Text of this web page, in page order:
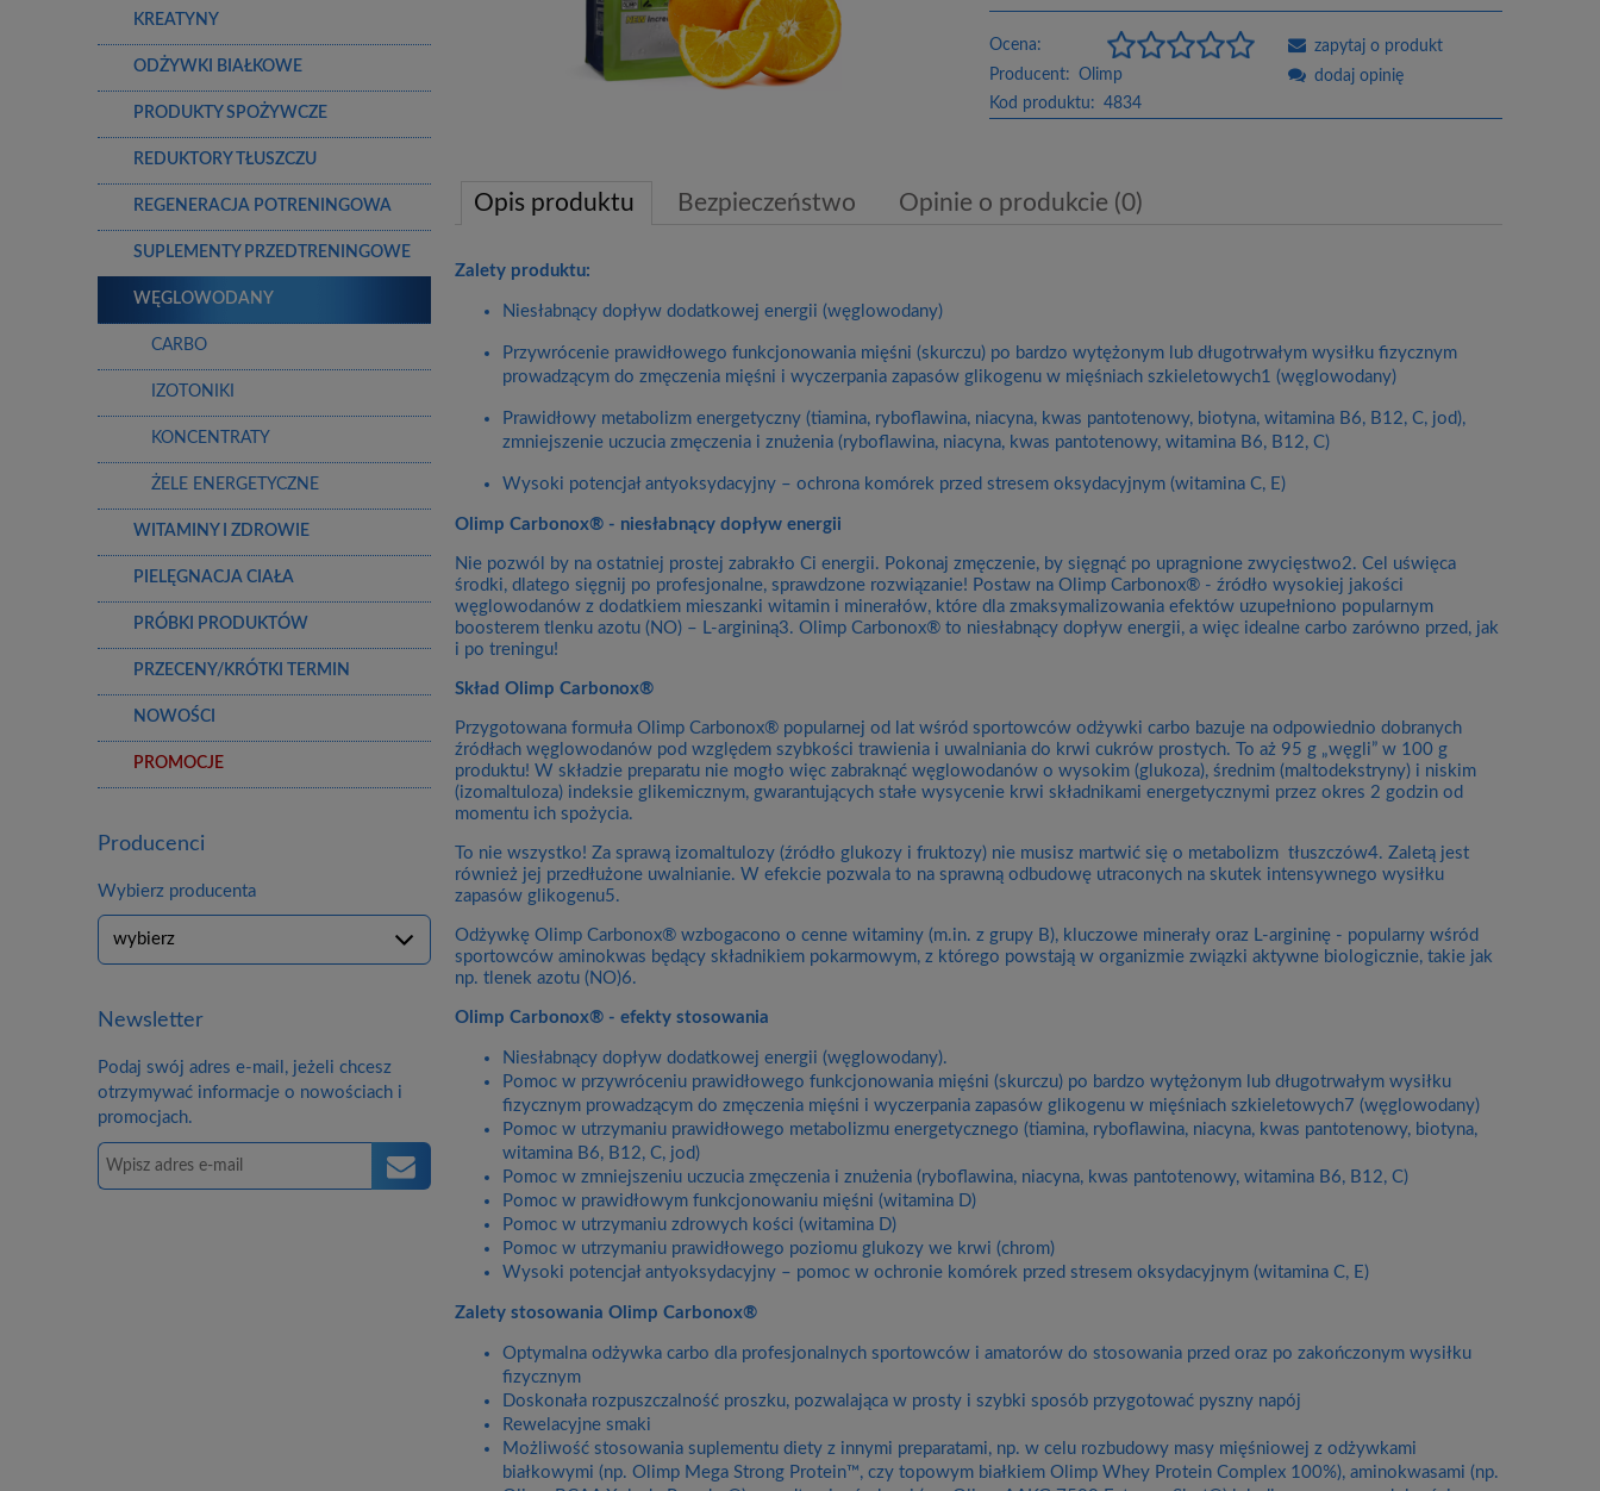
KREATYNY
ODŻYWKI BIAŁKOWE
PRODUKTY SPOŻYWCZE
REDUKTORY TŁUSZCZU
REGENERACJA POTRENINGOWA
SUPLEMENTY PRZEDTRENINGOWE
WĘGLOWODANY
CARBO
IZOTONIKI
KONCENTRATY
ŻELE ENERGETYCZNE
WITAMINY I ZDROWIE
PIELĘGNACJA CIAŁA
PRÓBKI PRODUKTÓW
PRZECENY/KRÓTKI TERMIN
NOWOŚCI
PROMOCJE
Producenci
Wybierz producenta
Newsletter
Podaj swój adres e-mail, jeżeli chcesz
otrzymywać informacje o nowościach i
promocjach.
Ocena:
Producent: Olimp
Kod produktu: 4834
zapytaj o produkt
dodaj opinię
Opis produktu Bezpieczeństwo Opinie o produkcie (0)
Zalety produktu:
Niesłabnący dopływ dodatkowej energii (węglowodany)
Przywrócenie prawidłowego funkcjonowania mięśni (skurczu) po bardzo wytężonym lub długotrwałym wysiłku fizycznym
prowadzącym do zmęczenia mięśni i wyczerpania zapasów glikogenu w mięśniach szkieletowych1 (węglowodany)
Prawidłowy metabolizm energetyczny (tiamina, ryboflawina, niacyna, kwas pantotenowy, biotyna, witamina B6, B12, C, jod),
zmniejszenie uczucia zmęczenia i znużenia (ryboflawina, niacyna, kwas pantotenowy, witamina B6, B12, C)
Wysoki potencjał antyoksydacyjny – ochrona komórek przed stresem oksydacyjnym (witamina C, E)
Olimp Carbonox® - niesłabnący dopływ energii
Nie pozwól by na ostatniej prostej zabrakło Ci energii. Pokonaj zmęczenie, by sięgnąć po upragnione zwycięstwo2. Cel uświęca
środki, dlatego sięgnij po profesjonalne, sprawdzone rozwiązanie! Postaw na Olimp Carbonox® - źródło wysokiej jakości
węglowodanów z dodatkiem mieszanki witamin i minerałów, które dla zmaksymalizowania efektów uzupełniono popularnym
boosterem tlenku azotu (NO) – L-argininą3. Olimp Carbonox® to niesłabnący dopływ energii, a więc idealne carbo zarówno przed, jak
i po treningu!
Skład Olimp Carbonox®
Przygotowana formuła Olimp Carbonox® popularnej od lat wśród sportowców odżywki carbo bazuje na odpowiednio dobranych
źródłach węglowodanów pod względem szybkości trawienia i uwalniania do krwi cukrów prostych. To aż 95 g „węgli” w 100 g
produktu! W składzie preparatu nie mogło więc zabraknąć węglowodanów o wysokim (glukoza), średnim (maltodekstryny) i niskim
(izomaltuloza) indeksie glikemicznym, gwarantujących stałe wysycenie krwi składnikami energetycznymi przez okres 2 godzin od
momentu ich spożycia.
To nie wszystko! Za sprawą izomaltulozy (źródło glukozy i fruktozy) nie musisz martwić się o metabolizm tłuszczów4. Zaletą jest
również jej przedłużone uwalnianie. W efekcie pozwala to na sprawną odbudowę utraconych na skutek intensywnego wysiłku
zapasów glikogenu5.
Odżywkę Olimp Carbonox® wzbogacono o cenne witaminy (m.in. z grupy B), kluczowe minerały oraz L-argininę - popularny wśród
sportowców aminokwas będący składnikiem pokarmowym, z którego powstają w organizmie związki aktywne biologicznie, takie jak
np. tlenek azotu (NO)6.
Olimp Carbonox® - efekty stosowania
Niesłabnący dopływ dodatkowej energii (węglowodany).
Pomoc w przywróceniu prawidłowego funkcjonowania mięśni (skurczu) po bardzo wytężonym lub długotrwałym wysiłku
fizycznym prowadzącym do zmęczenia mięśni i wyczerpania zapasów glikogenu w mięśniach szkieletowych7 (węglowodany)
Pomoc w utrzymaniu prawidłowego metabolizmu energetycznego (tiamina, ryboflawina, niacyna, kwas pantotenowy, biotyna,
witamina B6, B12, C, jod)
Pomoc w zmniejszeniu uczucia zmęczenia i znużenia (ryboflawina, niacyna, kwas pantotenowy, witamina B6, B12, C)
Pomoc w prawidłowym funkcjonowaniu mięśni (witamina D)
Pomoc w utrzymaniu zdrowych kości (witamina D)
Pomoc w utrzymaniu prawidłowego poziomu glukozy we krwi (chrom)
Wysoki potencjał antyoksydacyjny – pomoc w ochronie komórek przed stresem oksydacyjnym (witamina C, E)
Zalety stosowania Olimp Carbonox®
Optymalna odżywka carbo dla profesjonalnych sportowców i amatorów do stosowania przed oraz po zakończonym wysiłku
fizycznym
Doskonała rozpuszczalność proszku, pozwalająca w prosty i szybki sposób przygotować pyszny napój
Rewelacyjne smaki
Możliwość stosowania suplementu diety z innymi preparatami, np. w celu rozbudowy masy mięśniowej z odżywkami
białkowymi (np. Olimp Mega Strong Protein™, czy topowym białkiem Olimp Whey Protein Complex 100%), aminokwasami (np.